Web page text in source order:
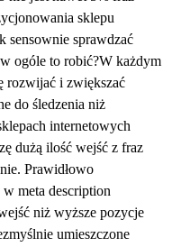
sklepu
sensownie sprawdzać
ogóle to robić?W każdym
rozwijać i zwiększać
do śledzenia niż
internetowych
dużą ilość wejść z fraz
Prawidłowo
meta description
niż wyższe pozycje
umieszczone